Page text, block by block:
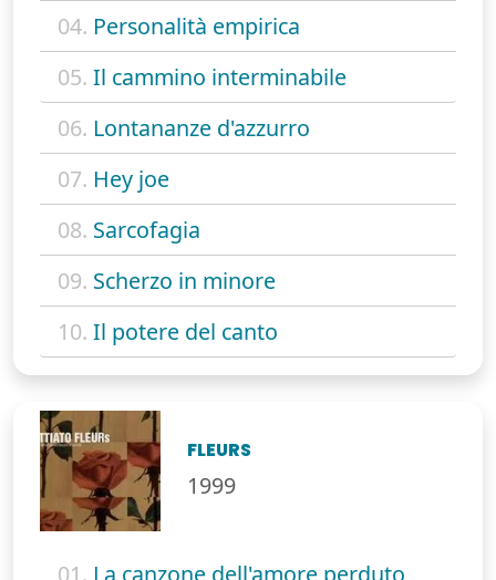
04. Personalità empirica
05. Il cammino interminabile
06. Lontananze d'azzurro
07. Hey joe
08. Sarcofagia
09. Scherzo in minore
10. Il potere del canto
FLEURS
1999